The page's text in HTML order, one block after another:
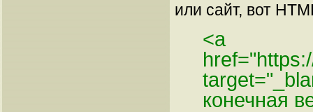
или сайт, вот
<a
конечная